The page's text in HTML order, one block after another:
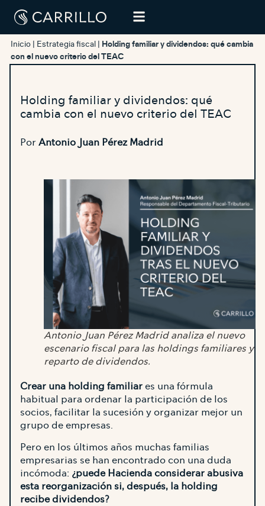
Inicio Estrategia fiscal
Holding familiar y dividendos: qué cambia
con el nuevo criterio del TEAC
Holding familiar y dividendos: qué
cambia con el nuevo criterio del TEAC
PorAntonio Juan Pérez Madrid
Antonio Juan Pérez Madrid analiza el nuevo
escenario fiscal para las holdings familiares y el
reparto de dividendos.
Crear una holding familiares una fórmula
habitual para ordenar la participación de los
socios, facilitar la sucesión y organizar mejor un
grupo de empresas.
Pero en los últimos años muchas familias
empresarias se han encontrado con una duda
incómoda: ¿puede Hacienda considerar abusiva
esta reorganización si, después, la holding
recibe dividendos?